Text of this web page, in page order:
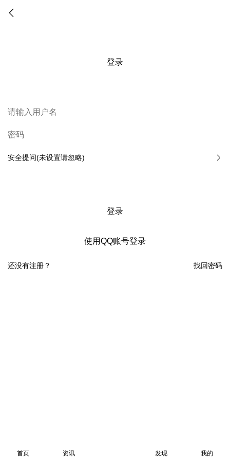
登录
安全提问(未设置请忽略)
登录
使用QQ账号登录
找回密码
还没有注册？
首页 资讯 发现 我的